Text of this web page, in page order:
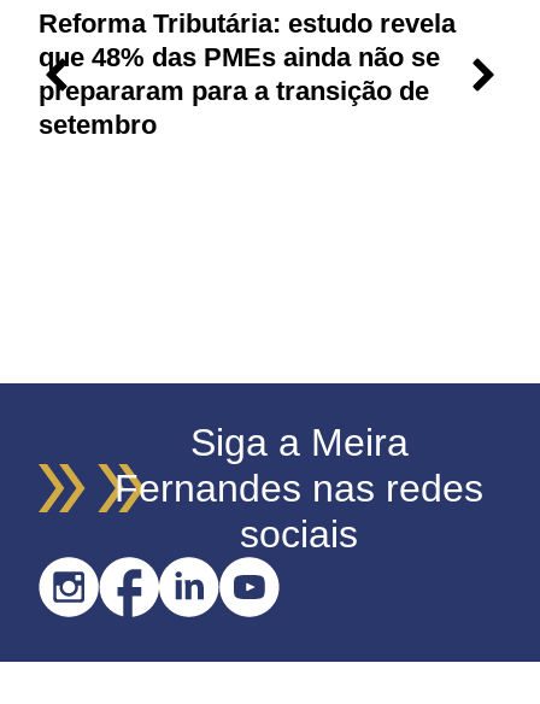
Reforma Tributária: estudo revela
que 48% das PMEs ainda não se
prepararam para a transição de
setembro
Siga a Meira
Fernandes nas redes
sociais